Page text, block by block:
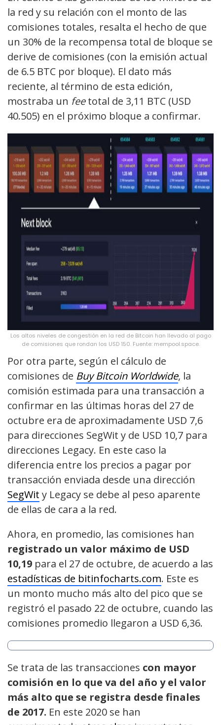
la red y su relación con el monto de las
comisiones totales, resalta el hecho de que
un 30% de la recompensa total de bloque se
derive de comisiones (con la emisión actual
de 6.5 BTC por bloque). El dato más
reciente, al término de esta edición,
mostraba un feetotal de 3,11 BTC (USD
40.505) en el próximo bloque a confirmar.
Los altos niveles de congestión en la red de Bitcoin han llevado al pago
de comisiones que rondan los USD 150. Fuente: mempool.space.
Por otra parte, según el cálculo de
comisiones de Buy Bitcoin Worldwide, la
comisión estimada para una transacción a
confirmar en las últimas horas del 27 de
octubre era de aproximadamente USD 7,6
para direcciones SegWit y de USD 10,7 para
direcciones Legacy. En este caso la
diferencia entre los precios a pagar por
transacción enviada desde una dirección
SegWit y Legacy se debe al peso aparente
de ellas de cara a la red.
Ahora, en promedio, las comisiones han
registrado un valor máximo de USD
10,19 para el 27 de octubre, de acuerdo a las
estadísticas de bitinfocharts.com. Este es
un monto mucho más alto del pico que se
registró el pasado 22 de octubre, cuando las
comisiones promedio llegaron a USD 6,36.
Se trata de las transacciones con mayor
comisión en lo que va del año y el valor
más alto que se registra desde finales
de 2017. En este 2020 se han